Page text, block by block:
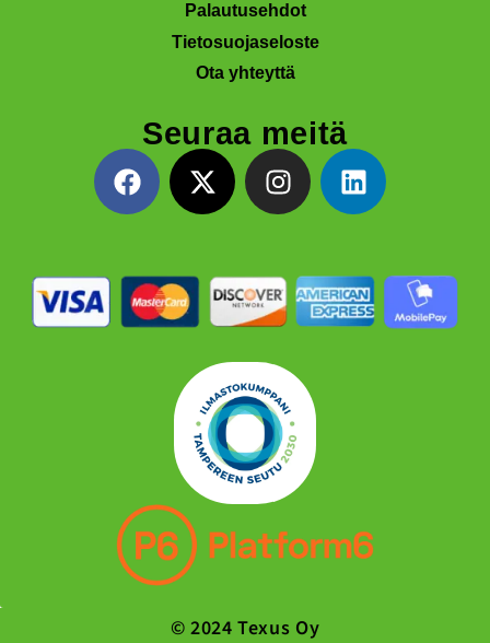
Palautusehdot
Tietosuojaseloste
Ota yhteyttä
Seuraa meitä
© 2024 Texus Oy